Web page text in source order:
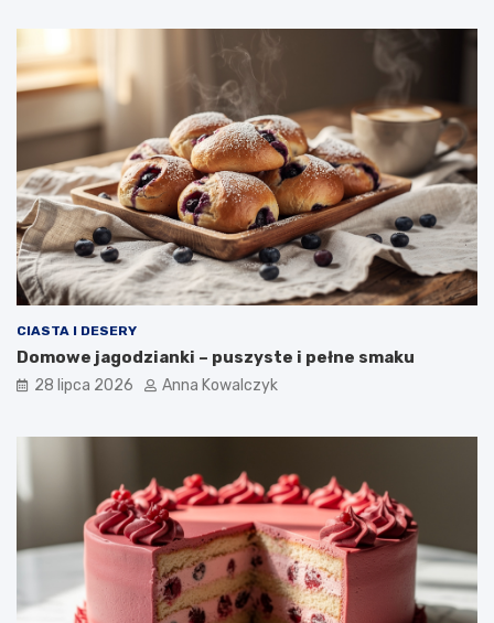
CIASTA I DESERY
Domowe jagodzianki – puszyste i pełne smaku
28 lipca 2026 Anna Kowalczyk